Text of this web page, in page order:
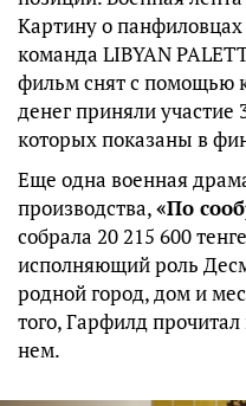
Картину о
команда LIBYAN
фильм снят с помощью
денег приняли участие
которых показаны в
Еще одна военная
производства,«По
собрала 20 215 600
исполняющий роль
родной город, дом и
того, Гарфилд
нем.